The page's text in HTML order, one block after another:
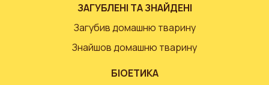
ЗАГУБЛЕНІ ТА ЗНАЙДЕНІ
Загубив домашню тварину
Знайшов домашню тварину
БІОЕТИКА